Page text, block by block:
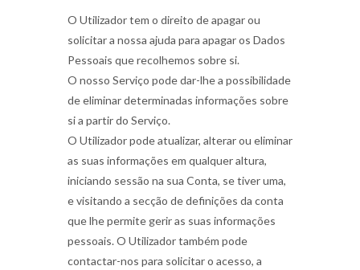
O Utilizador tem o direito de apagar ou
solicitar a nossa ajuda para apagar os Dados
Pessoais que recolhemos sobre si.
O nosso Serviço pode dar-lhe a possibilidade
de eliminar determinadas informações sobre
si a partir do Serviço.
O Utilizador pode atualizar, alterar ou eliminar
as suas informações em qualquer altura,
iniciando sessão na sua Conta, se tiver uma,
e visitando a secção de definições da conta
que lhe permite gerir as suas informações
pessoais. O Utilizador também pode
contactar-nos para solicitar o acesso, a